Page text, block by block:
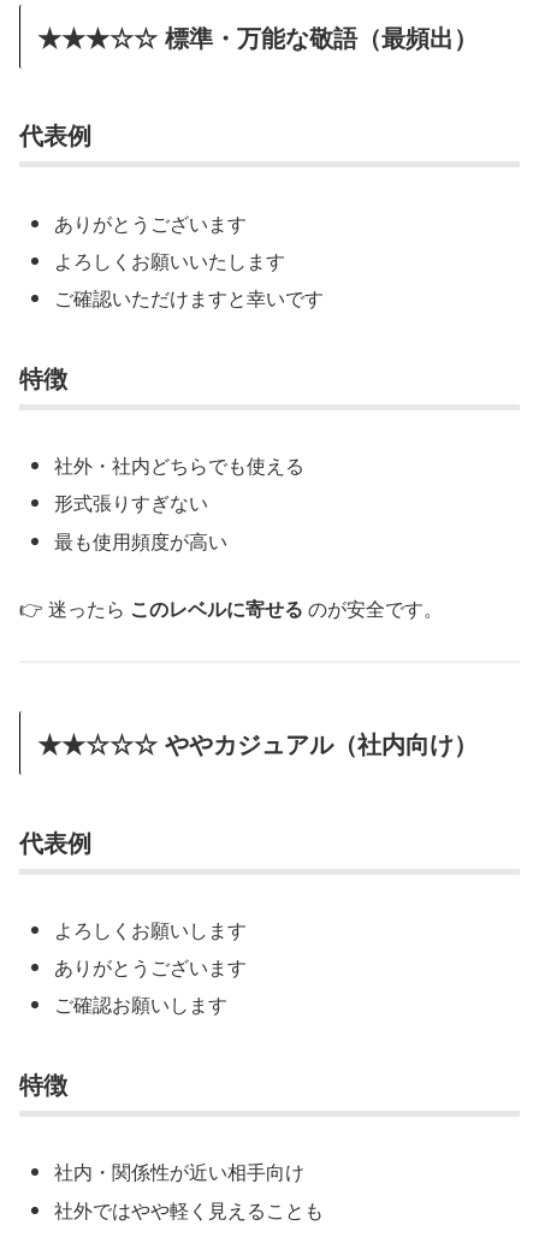
★★★☆☆ 標準・万能な敬語（最頻出）
代表例
ありがとうございます
よろしくお願いいたします
ご確認いただけますと幸いです
特徴
社外・社内どちらでも使える
形式張りすぎない
最も使用頻度が高い
👉 迷ったら このレベルに寄せる のが安全です。
★★☆☆☆ ややカジュアル（社内向け）
代表例
よろしくお願いします
ありがとうございます
ご確認お願いします
特徴
社内・関係性が近い相手向け
社外ではやや軽く見えることも